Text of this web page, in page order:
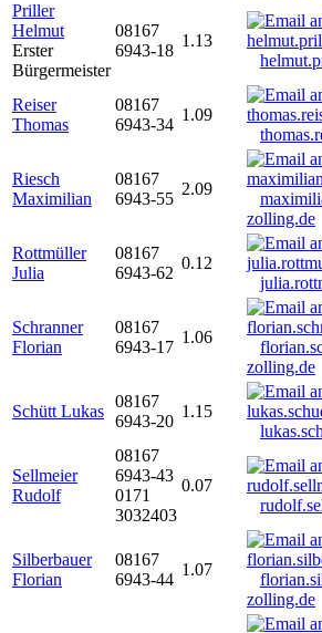
Priller
Helmut
Erster
Bürgermeister
08167
6943-18
1.13
Reiser
Thomas
08167
6943-34
1.09
Riesch
Maximilian
08167
6943-55
2.09
zolling.de
Rottmüller
Julia
08167
6943-62
0.12
Schranner
Florian
08167
6943-17
1.06
zolling.de
Schütt Lukas
08167
6943-20
1.15
Sellmeier
Rudolf
08167
6943-43
0171
3032403
0.07
Silberbauer
Florian
08167
6943-44
1.07
zolling.de